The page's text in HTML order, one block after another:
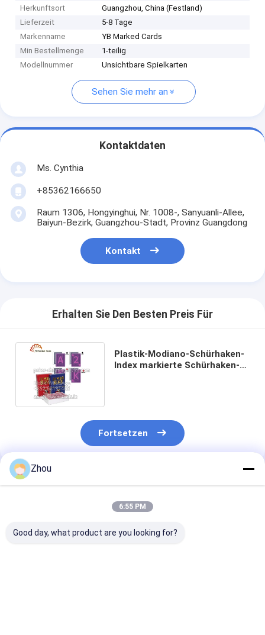
Herkunftsort
Guangzhou, China (Festland)
Lieferzeit
5-8 Tage
Markenname
YB Marked Cards
Min Bestellmenge
1-teilig
Modellnummer
Unsichtbare Spielkarten
Sehen Sie mehr an
Kontaktdaten
Ms. Cynthia
‪+85362166650‬
Raum 1306, Hongyinghui, Nr. 1008-, Sanyuanli-Allee,
Baiyun-Bezirk, Guangzhou-Stadt, Provinz Guangdong
Kontakt
Erhalten Sie Den Besten Preis Für
Plastik-Modiano-Schürhaken-
Index markierte Schürhaken-
Fortsetzen
Empfohlene Produkte
Zhou
6:55 PM
Good day, what product are you looking for?